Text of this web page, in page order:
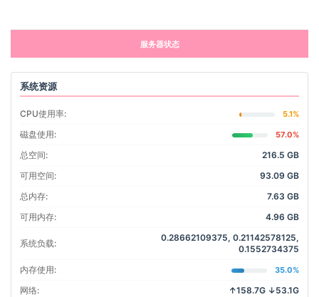
服务器状态
系统资源
CPU使用率: 5.1%
磁盘使用: 57.0%
总空间:
216.5 GB
可用空间:
93.09 GB
总内存:
7.63 GB
可用内存:
4.96 GB
系统负载:
0.28662109375, 0.21142578125,
0.1552734375
内存使用:
35.0%
网络: ↑158.7G ↓53.1G